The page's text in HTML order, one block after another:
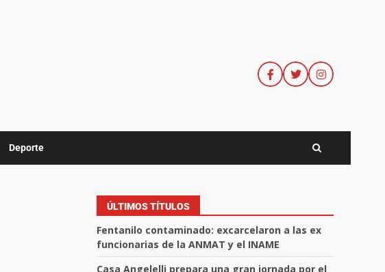
Deporte
ÚLTIMOS TÍTULOS
Fentanilo contaminado: excarcelaron a las ex
funcionarias de la ANMAT y el INAME
Casa Angelelli prepara una gran jornada por el